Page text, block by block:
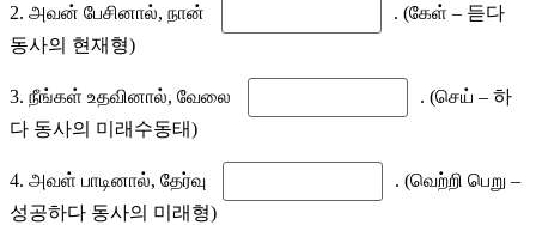
2. அவன் பேசினால், நான்
. (கேள் – 듣다
동사의 현재형)
3. நீங்கள் உதவினால், வேலை
. (செய் – 하
다 동사의 미래수동태)
4. அவள் பாடினால், தேர்வு
. (வெற்றி பெறு –
성공하다 동사의 미래형)